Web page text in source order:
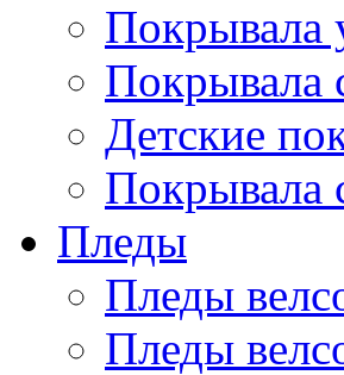
Покрывала
Покрывала
Детские
Покрывала
Пледы
Пледы
Пледы